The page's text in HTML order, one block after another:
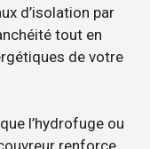
d’isolation par
tout en
de votre
l’hydrofuge ou